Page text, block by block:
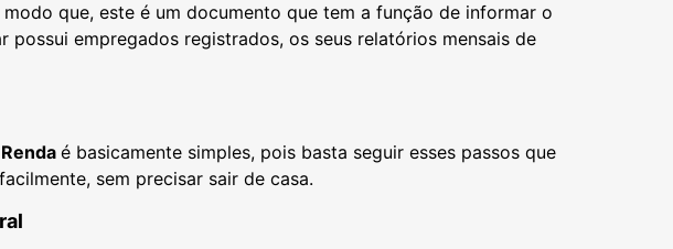
modo que, este é um documento que tem a função de informar o
possui empregados registrados, os seus relatórios mensais de
é basicamente simples, pois basta seguir esses passos que
sem precisar sair de casa.